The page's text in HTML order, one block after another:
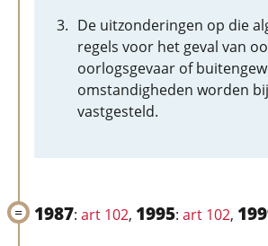
De uitzonderingen op die
regels voor het geval van
oorlogsgevaar of
omstandigheden worden
vastgesteld.
1987: art 102, 1995: art 102,